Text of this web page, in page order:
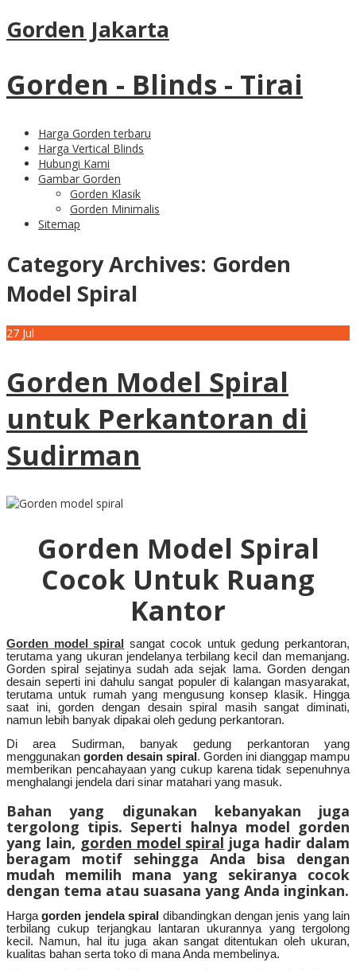
Gorden Jakarta
Gorden - Blinds - Tirai
Harga Gorden terbaru
Harga Vertical Blinds
Hubungi Kami
Gambar Gorden
Gorden Klasik
Gorden Minimalis
Sitemap
Category Archives: Gorden
Model Spiral
27 Jul
Gorden Model Spiral
untuk Perkantoran di
Sudirman
Gorden Model Spiral
Cocok Untuk Ruang
Kantor
Gorden model spiral
sangat cocok untuk gedung perkantoran,
terutama yang ukuran jendelanya terbilang kecil dan memanjang.
Gorden spiral sejatinya sudah ada sejak lama. Gorden dengan
desain seperti ini dahulu sangat populer di kalangan masyarakat,
terutama untuk rumah yang mengusung konsep klasik. Hingga
saat ini, gorden dengan desain spiral masih sangat diminati,
namun lebih banyak dipakai oleh gedung perkantoran.
Di area Sudirman, banyak gedung perkantoran yang
menggunakan gorden desain spiral . Gorden ini dianggap mampu
memberikan pencahayaan yang cukup karena tidak sepenuhnya
menghalangi jendela dari sinar matahari yang masuk.
Bahan yang digunakan kebanyakan juga
tergolong tipis. Seperti halnya model gorden
yang lain, gorden model spiral juga hadir dalam
beragam motif sehingga Anda bisa dengan
mudah memilih mana yang sekiranya cocok
dengan tema atau suasana yang Anda inginkan.
Harga gorden jendela spiral dibandingkan dengan jenis yang lain
terbilang cukup terjangkau lantaran ukurannya yang tergolong
kecil. Namun, hal itu juga akan sangat ditentukan oleh ukuran,
kualitas bahan serta toko di mana Anda membelinya.